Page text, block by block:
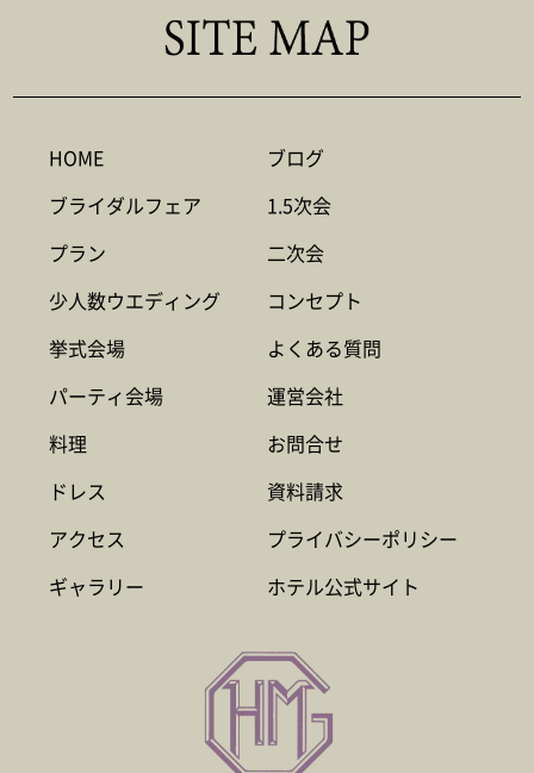
HOME
ブライダルフェア
プラン
少人数ウエディング
挙式会場
パーティ会場
料理
ドレス
アクセス
ギャラリー
ブログ
1.5次会
二次会
コンセプト
よくある質問
運営会社
お問合せ
資料請求
プライバシーポリシー
ホテル公式サイト